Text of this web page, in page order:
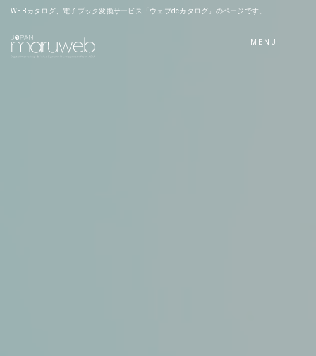
WEBカタログ、電子ブック変換サービス「ウェブdeカタログ」のページです。
MENU